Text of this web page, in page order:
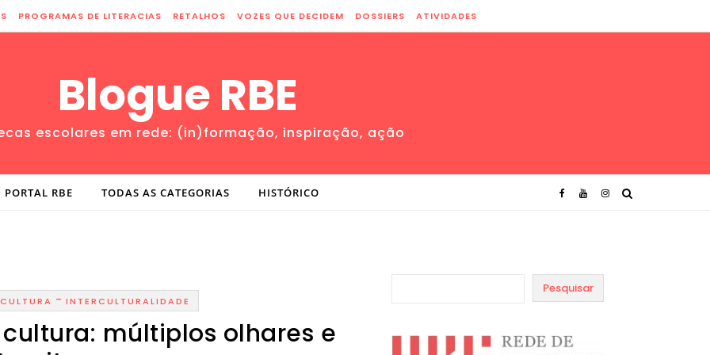
PROGRAMAS DE LITERACIAS RETALHOS VOZES QUE DECIDEM DOSSIERS ATIVIDADES
Blogue RBE
escolares em rede: (in)formação, inspiração, ação
PORTAL RBE TODAS AS CATEGORIAS HISTÓRICO
CULTURA - INTERCULTURALIDADE
múltiplos olhares e
Pesquisar